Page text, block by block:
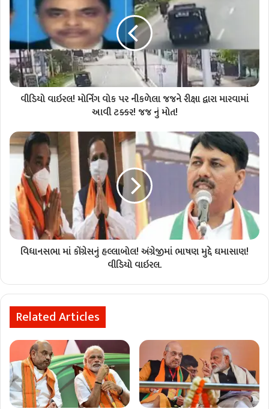
વીડિયો વાઇરલ! મોર્નિંગ વોક પર નીકળેલા જજને રીક્ષા દ્વારા મારવામાં
આવી ટક્કર! જજ નું મોત!
વિધાનસભા માં કોંગ્રેસનું હલ્લાબોલ! અંગ્રેજીમાં ભાષણ મુદ્દે ઘમાસાણ!
વીડિયો વાઇરલ.
Related Articles